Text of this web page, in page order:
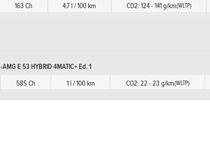
163 Ch 4.7 l / 100 km CO2: 124 - 141 g/km(WLTP)
E 53 HYBRID 4MATIC+ Ed. 1
585 Ch 1 l / 100 km CO2: 22 - 23 g/km(WLTP)